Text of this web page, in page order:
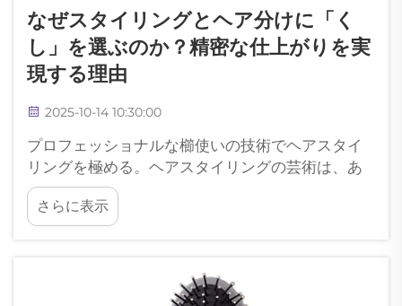
なぜスタイリングとヘア分けに「く
し」を選ぶのか？精密な仕上がりを実
現する理由
2025-10-14 10:30:00
プロフェッショナルな櫛使いの技術でヘアスタイ
リングを極める。ヘアスタイリングの芸術は、あ
らゆるスタイリストの道具の中でも最も基本的な
ものから始まります——それは精密なコームで
す。この必需品は、単なる身だしなみ用具から洗
さらに表示